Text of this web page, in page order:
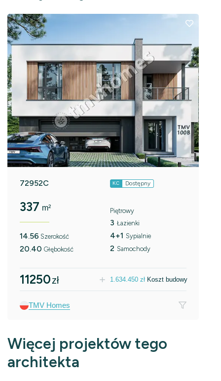
72952C KC Dostępny
337 m²
14.56 Szerokość
20.40 Głębokość
Piętrowy
3 Łazienki
4+1 Sypialnie
2 Samochody
11250zł 1.634.450 zł Koszt budowy
TMV Homes
Więcej projektów tego
architekta